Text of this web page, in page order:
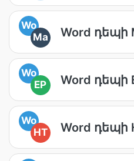
Wo
Ma
Word դեպի
Wo
EP
Word դեպի
Wo
HT
Word դեպի